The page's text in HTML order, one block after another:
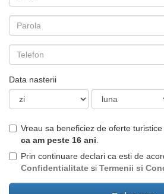
Data nasterii
Vreau sa beneficiez de oferte turistice
ca am peste 16 ani
Prin continuare declari ca esti de
Confidentialitate si Termenii si